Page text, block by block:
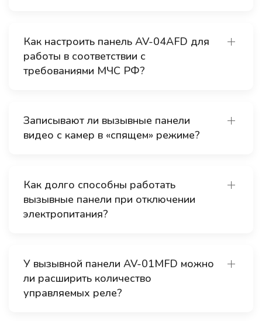
Как настроить панель AV-04AFD для
работы в соответствии с
требованиями МЧС РФ?
Записывают ли вызывные панели
видео с камер в «спящем» режиме?
Как долго способны работать
вызывные панели при отключении
электропитания?
У вызывной панели AV-01MFD можно
ли расширить количество
управляемых реле?